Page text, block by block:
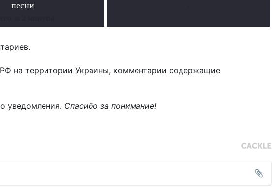
песни
на территории Украины, комментарии содержащие
уведомления. Спасибо за понимание!